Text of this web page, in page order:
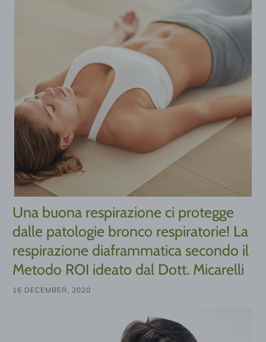
Una buona respirazione ci protegge
dalle patologie bronco respiratorie! La
respirazione diaframmatica secondo il
Metodo ROI ideato dal Dott. Micarelli
16 DECEMBER, 2020